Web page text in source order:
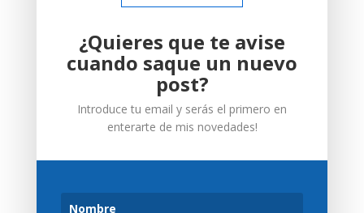
¿Quieres que te avise
cuando saque un nuevo
post?
Introduce tu email y serás el primero en
enterarte de mis novedades!